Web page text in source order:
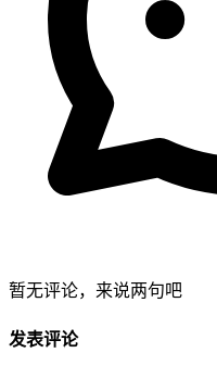
暂无评论，来说两句吧
发表评论